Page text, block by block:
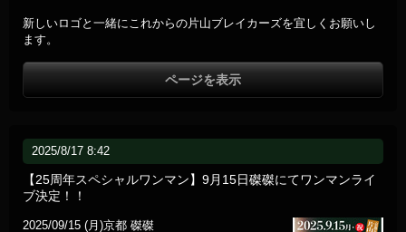
新しいロゴと一緒にこれからの片山ブレイカーズを宜しくお願いし
ます。
ページを表示
2025/8/17 8:42
【25周年スペシャルワンマン】9月15日磔磔にてワンマンライ
ブ決定！！
2025/09/15 (月)京都 磔磔